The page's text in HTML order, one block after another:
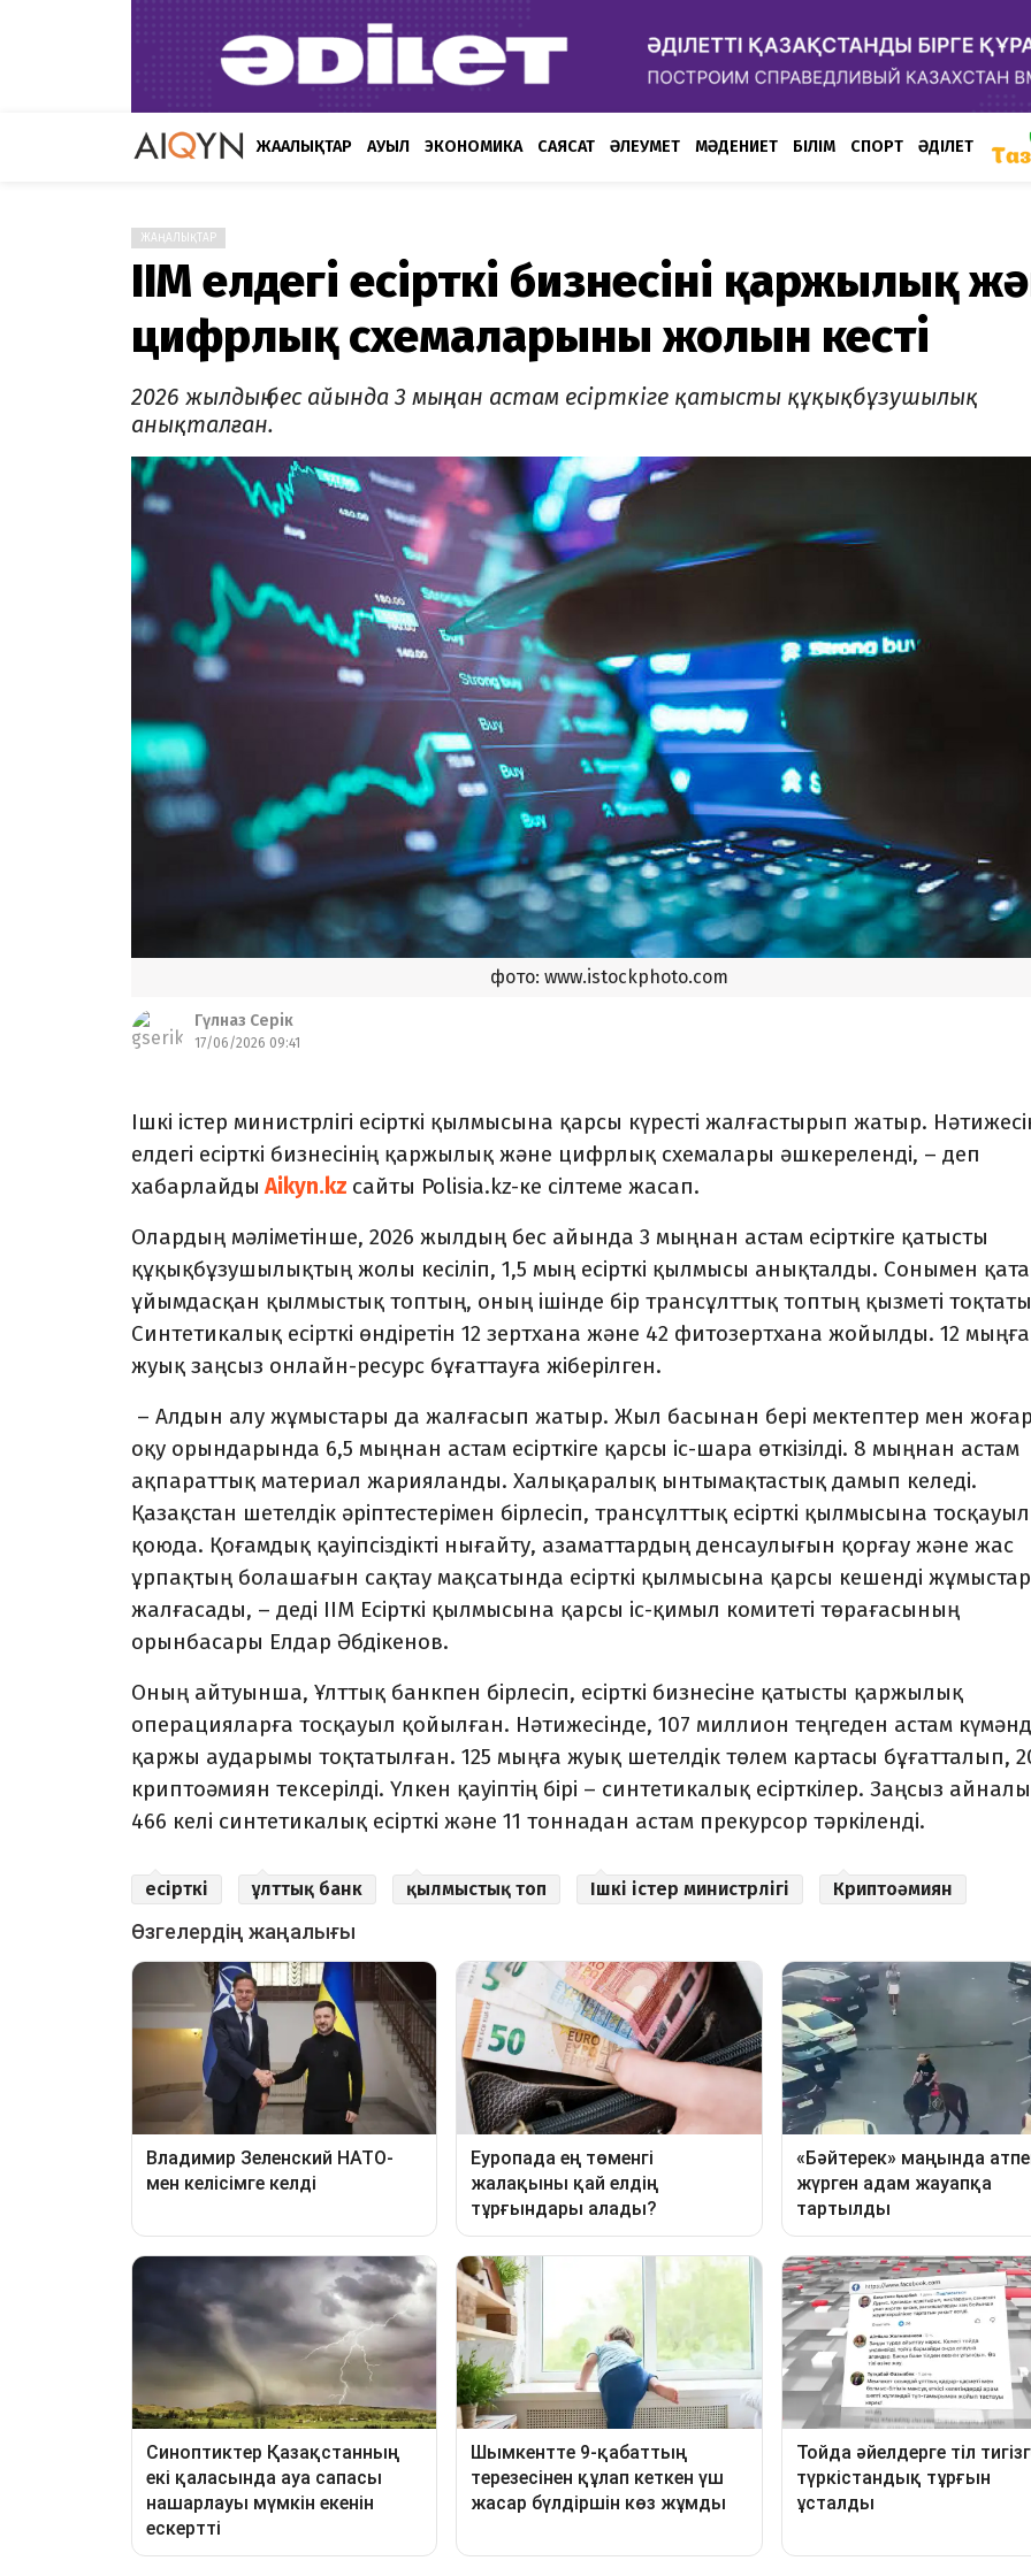
ЖАҢАЛЫҚТАР АУЫЛ ЭКОНОМИКА САЯСАТ ӘЛЕУМЕТ МӘДЕНИЕТ БІЛІМ СПОРТ ӘДІЛЕТ
ЖАҢАЛЫҚТАР
ІІМ елдегі есірткі бизнесінің қаржылық
цифрлық схемаларының жолын кесті
2026 жылдың бес айында 3 мыңнан астам есірткіге қатысты құқықбұзушылық
анықталған.
фото: www.istockphoto.com
Гүлназ Серік
17/06/2026 09:41
Ішкі істер министрлігі есірткі қылмысына қарсы күресті жалғастырып жатыр.
елдегі есірткі бизнесінің қаржылық және цифрлық схемалары әшкереленді, – деп
хабарлайды Aikyn.kz сайты Polisia.kz-ке сілтеме жасап.
Олардың мәліметінше, 2026 жылдың бес айында 3 мыңнан астам есірткіге қатысты
құқықбұзушылықтың жолы кесіліп, 1,5 мың есірткі қылмысы анықталды. Сонымен
ұйымдасқан қылмыстық топтың, оның ішінде бір трансұлттық топтың қызметі
Синтетикалық есірткі өндіретін 12 зертхана және 42 фитозертхана жойылды. 12 мыңға
жуық заңсыз онлайн-ресурс бұғаттауға жіберілген.
– Алдын алу жұмыстары да жалғасып жатыр. Жыл басынан бері мектептер мен
оқу орындарында 6,5 мыңнан астам есірткіге қарсы іс-шара өткізілді. 8 мыңнан астам
ақпараттық материал жарияланды. Халықаралық ынтымақтастық дамып келеді.
Қазақстан шетелдік әріптестерімен бірлесіп, трансұлттық есірткі қылмысына тосқауыл
қоюда. Қоғамдық қауіпсіздікті нығайту, азаматтардың денсаулығын қорғау және жас
ұрпақтың болашағын сақтау мақсатында есірткі қылмысына қарсы кешенді жұмыстар
жалғасады, – деді ІІМ Есірткі қылмысына қарсы іс-қимыл комитеті төрағасының
орынбасары Елдар Әбдікенов.
Оның айтуынша, Ұлттық банкпен бірлесіп, есірткі бизнесіне қатысты қаржылық
операцияларға тосқауыл қойылған. Нәтижесінде, 107 миллион теңгеден астам
қаржы аударымы тоқтатылған. 125 мыңға жуық шетелдік төлем картасы бұғатталып,
криптоәмиян тексерілді. Үлкен қауіптің бірі – синтетикалық есірткілер. Заңсыз
466 келі синтетикалық есірткі және 11 тоннадан астам прекурсор тәркіленді.
есірткі ұлттық банк қылмыстық топ Ішкі істер министрлігі Криптоәмиян